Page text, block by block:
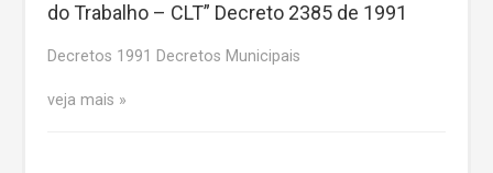
do Trabalho – CLT” Decreto 2385 de 1991
Decretos 1991 Decretos Municipais
veja mais